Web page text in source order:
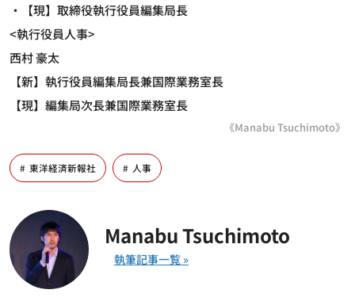
・【現】取締役執行役員編集局長
<執行役員人事>
西村 豪太
【新】執行役員編集局長兼国際業務室長
【現】編集局次長兼国際業務室長
《Manabu Tsuchimoto》
東洋経済新報社 人事
Manabu Tsuchimoto